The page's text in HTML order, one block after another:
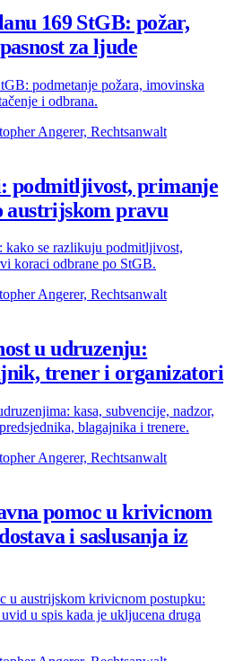
169 StGB: požar,
za ljude
podmetanje požara, imovinska
i odbrana.
Angerer, Rechtsanwalt
podmitljivost, primanje
pravu
se razlikuju podmitljivost,
koraci odbrane po StGB.
Angerer, Rechtsanwalt
u udruzenju:
trener i organizatori
kasa, subvencije, nadzor,
blagajnika i trenere.
Angerer, Rechtsanwalt
pomoc u krivicnom
i saslusanja iz
u austrijskom krivicnom postupku:
u spis kada je ukljucena druga